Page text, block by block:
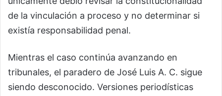
de la vinculación a proceso y no determinar si
existía responsabilidad penal.
Mientras el caso continúa avanzando en
tribunales, el paradero de José Luis A. C. sigue
siendo desconocido. Versiones periodísticas